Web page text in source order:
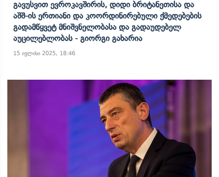
Გავუსვით Ევროკავშირის, Დიდი Ბრიტანეთისა Და
Აშშ-Ის Ერთიანი Და Კოორდინირებული Ქმედებების
Გადამწყვეტ Მნიშვნელობასა Და Გადაუდებელ
Აუცილებლობას - Გიორგი Გახარია
15 ივლისი 2025, 18:46